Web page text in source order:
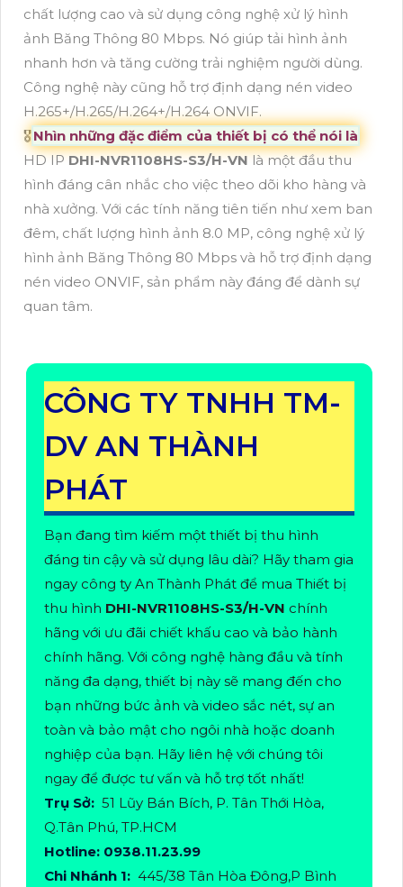
chất lượng cao và sử dụng công nghệ xử lý hình
ảnh Băng Thông 80 Mbps. Nó giúp tải hình ảnh
nhanh hơn và tăng cường trải nghiệm người dùng.
Công nghệ này cũng hỗ trợ định dạng nén video
H.265+/H.265/H.264+/H.264 ONVIF.
🎖️Nhìn những đặc điểm của thiết bị có thể nói là
HD IPDHI-NVR1108HS-S3/H-VNlà một đầu thu
hình đáng cân nhắc cho việc theo dõi kho hàng và
nhà xưởng. Với các tính năng tiên tiến như xem ban
đêm, chất lượng hình ảnh 8.0 MP, công nghệ xử lý
hình ảnh Băng Thông 80 Mbps và hỗ trợ định dạng
nén video ONVIF, sản phẩm này đáng để dành sự
quan tâm.
CÔNG TY TNHH TM-
DV AN THÀNH
PHÁT
Bạn đang tìm kiếm một thiết bị thu hình
đáng tin cậy và sử dụng lâu dài? Hãy tham gia
ngay công ty An Thành Phát để mua Thiết bị
thu hình DHI-NVR1108HS-S3/H-VN chính
hãng với ưu đãi chiết khấu cao và bảo hành
chính hãng. Với công nghệ hàng đầu và tính
năng đa dạng, thiết bị này sẽ mang đến cho
bạn những bức ảnh và video sắc nét, sự an
toàn và bảo mật cho ngôi nhà hoặc doanh
nghiệp của bạn. Hãy liên hệ với chúng tôi
ngay để được tư vấn và hỗ trợ tốt nhất!
Trụ Sở: 51 Lũy Bán Bích, P. Tân Thới Hòa,
Q.Tân Phú, TP.HCM
Hotline: 0938.11.23.99
Chi Nhánh 1: 445/38 Tân Hòa Đông,P Bình